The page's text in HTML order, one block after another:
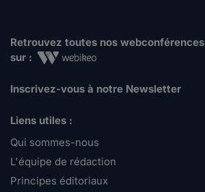
Retrouvez toutes nos webconférences
sur :
Inscrivez-vous à notre Newsletter
Liens utiles :
Qui sommes-nous
L'équipe de rédaction
Principes éditoriaux